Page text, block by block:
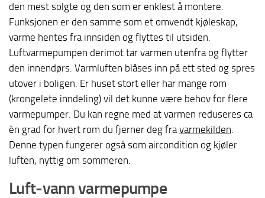
den mest solgte og den som er enklest å montere.
Funksjonen er den samme som et omvendt kjøleskap,
varme hentes fra innsiden og flyttes til utsiden.
Luftvarmepumpen derimot tar varmen utenfra og flytter
den innendørs. Varmluften blåses inn på ett sted og spres
utover i boligen. Er huset stort eller har mange rom
(krongelete inndeling) vil det kunne være behov for flere
varmepumper. Du kan regne med at varmen reduseres ca
èn grad for hvert rom du fjerner deg fravarmekilden.
Denne typen fungerer også som aircondition og kjøler
luften, nyttig om sommeren.
Luft-vann varmepumpe